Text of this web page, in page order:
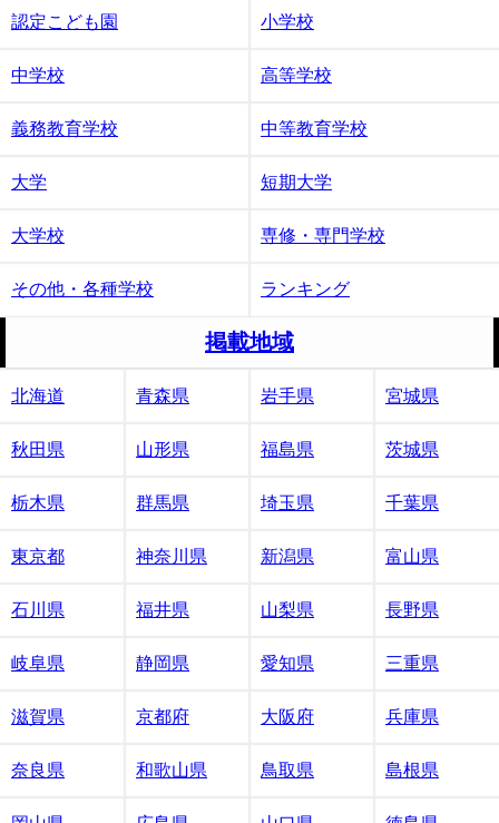
認定こども園 小学校
中学校 高等学校
義務教育学校 中等教育学校
大学 短期大学
大学校 専修・専門学校
その他・各種学校 ランキング
掲載地域
北海道 青森県 岩手県 宮城県
秋田県 山形県 福島県 茨城県
栃木県 群馬県 埼玉県 千葉県
東京都 神奈川県 新潟県 富山県
石川県 福井県 山梨県 長野県
岐阜県 静岡県 愛知県 三重県
滋賀県 京都府 大阪府 兵庫県
奈良県 和歌山県 鳥取県 島根県